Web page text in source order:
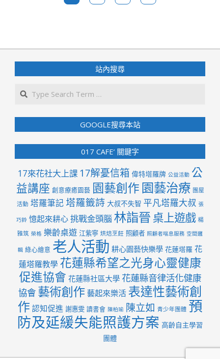
15
Search
GOOGLE搜尋本站
017 CAFE’ 關鍵字
17來花社大上課17解憂信箱 偉特塔羅牌
公
益講座 創意療癒園藝 園藝創作園藝治療 團屋
塔羅筆記塔羅籤詩 大叔不失智 平凡塔羅大叔
憶起來耕心挑戰金頭腦林詣晉桌上遊戲 楊
雅筑 榮格 樂齡桌遊 江紫寧 烘焙烹飪 照顧者 照顧者喘息服務 空間邏
綠心繪意 老人活動 耕心園藝快樂學 花蓮塔羅 花
蓮塔羅教學花蓮縣希望之光身心靈健康
促進協會 花蓮縣社區大學 花蓮縣音律活化健康
協會藝術創作藝起來樂活表達性藝術創
讀書會